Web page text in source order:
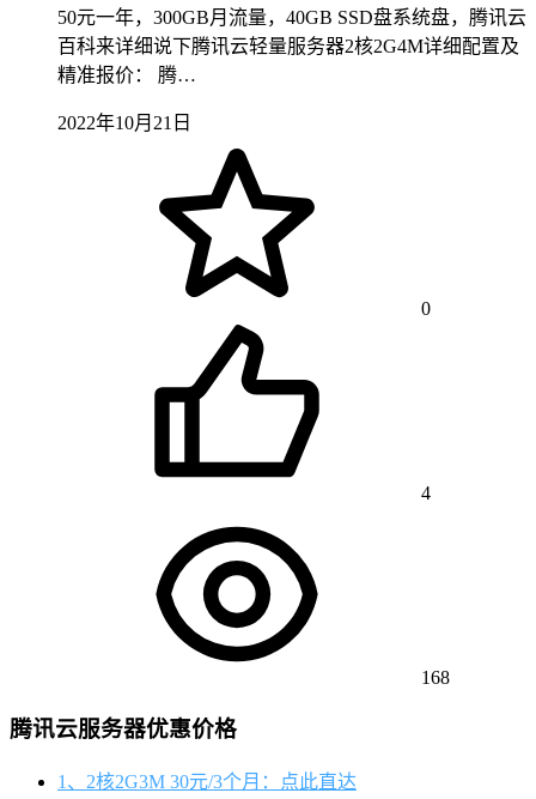
50元一年，300GB月流量，40GB SSD盘系统盘，腾讯云
百科来详细说下腾讯云轻量服务器2核2G4M详细配置及
精准报价： 腾…
2022年10月21日
0
4
168
腾讯云服务器优惠价格
1、2核2G3M 30元/3个月：点此直达